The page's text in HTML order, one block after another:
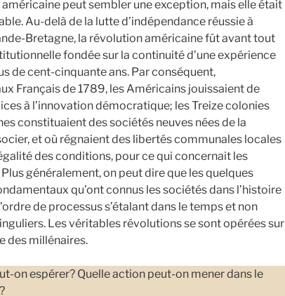
peut sembler une exception, mais elle était
Au-delà de la lutte d’indépendance réussie à
Bretagne, la révolution américaine fût avant tout
fondée sur la continuité d’une expérience
de cent-cinquante ans. Par conséquent,
Français de 1789, les Américains jouissaient de
à l’innovation démocratique; les Treize colonies
constituaient des sociétés neuves nées de la
et où régnaient des libertés communales locales
des conditions, pour ce qui concernait les
Plus généralement, on peut dire que les quelques
qu’ont connus les sociétés dans l’histoire
de processus s’étalant dans le temps et non
Les véritables révolutions se sont opérées sur
des millénaires.
on espérer? Quelle action peut-on mener dans le